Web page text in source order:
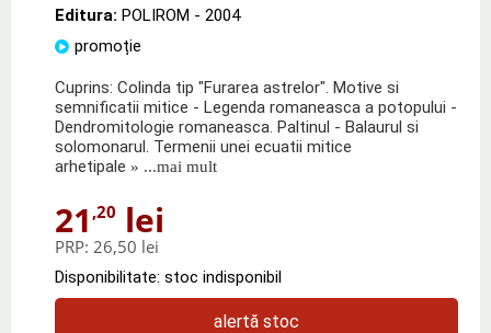
Editura: POLIROM - 2004
promoție
Cuprins: Colinda tip "Furarea astrelor". Motive si
semnificatii mitice - Legenda romaneasca a potopului -
Dendromitologie romaneasca. Paltinul - Balaurul si
solomonarul. Termenii unei ecuatii mitice
arhetipale » ...mai mult
21 ,20 lei
PRP: 26,50 lei
Disponibilitate: stoc indisponibil
alertă stoc